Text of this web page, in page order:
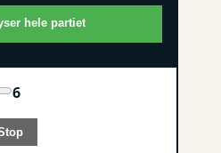
hele partiet
6